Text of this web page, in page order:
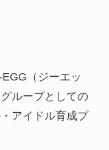
（ジーエッ
ループとしての
アイドル育成プ